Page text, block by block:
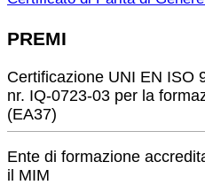
PREMI
Certificazione UNI EN ISO
nr. IQ-0723-03 per la
(EA37)
Ente di formazione
il MIM